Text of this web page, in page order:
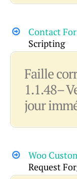
Contact
Scripting
Faille
1.1.48–
jour
Woo
Request